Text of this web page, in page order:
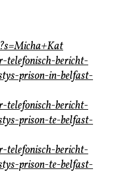
telefonisch-bericht-
prison-in-belfast-
telefonisch-bericht-
prison-te-belfast-
telefonisch-bericht-
prison-te-belfast-